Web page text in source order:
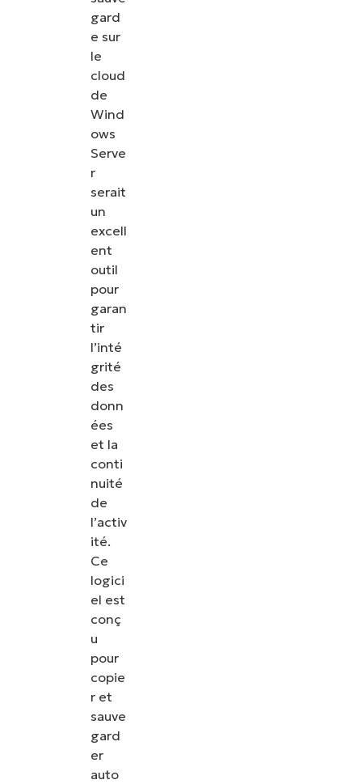
gard
e sur
le
cloud
de
Wind
ows
Serve
r
serait
un
excell
ent
outil
pour
garan
tir
l’inté
grité
des
donn
ées
et la
conti
nuité
de
l’activ
ité.
Ce
logici
el est
conç
u
pour
copie
r et
sauve
gard
er
auto